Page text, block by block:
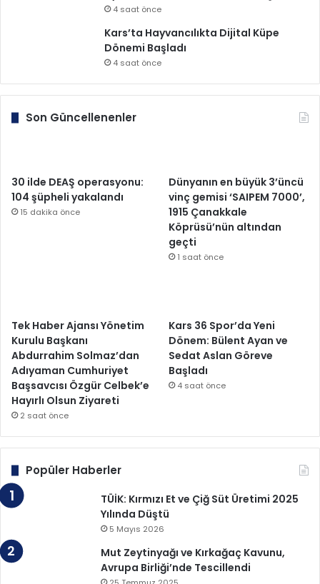
4 saat önce
Kars’ta Hayvancılıkta Dijital Küpe
Dönemi Başladı
4 saat önce
Son Güncellenenler
30 ilde DEAŞ operasyonu:
104 şüpheli yakalandı
15 dakika önce
Dünyanın en büyük 3’üncü
vinç gemisi ‘SAIPEM 7000’,
1915 Çanakkale
Köprüsü’nün altından
geçti
1 saat önce
Tek Haber Ajansı Yönetim
Kurulu Başkanı
Abdurrahim Solmaz’dan
Adıyaman Cumhuriyet
Başsavcısı Özgür Celbek’e
Hayırlı Olsun Ziyareti
2 saat önce
Kars 36 Spor’da Yeni
Dönem: Bülent Ayan ve
Sedat Aslan Göreve
Başladı
4 saat önce
Popüler Haberler
TÜİK: Kırmızı Et ve Çiğ Süt Üretimi 2025
Yılında Düştü
5 Mayıs 2026
Mut Zeytinyağı ve Kırkağaç Kavunu,
Avrupa Birliği’nde Tescillendi